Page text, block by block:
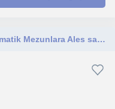
Ortaokul ve lise öğrencilerine matematik Mezunlara Ales sayısal egitimi